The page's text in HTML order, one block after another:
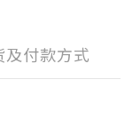
及付款方式